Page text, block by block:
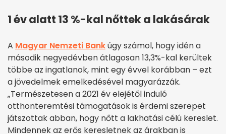
1 év alatt 13 %-kal nőttek a lakásárak
A Magyar Nemzeti Bankúgy számol, hogy idén a
második negyedévben átlagosan 13,3%-kal kerültek
többe az ingatlanok, mint egy évvel korábban – ezt
a jövedelmek emelkedésével magyarázzák.
„Természetesen a 2021 év elejétől induló
otthonteremtési támogatások is érdemi szerepet
játszottak abban, hogy nőtt a lakhatási célú kereslet.
Mindennek az erős keresletnek az árakban is